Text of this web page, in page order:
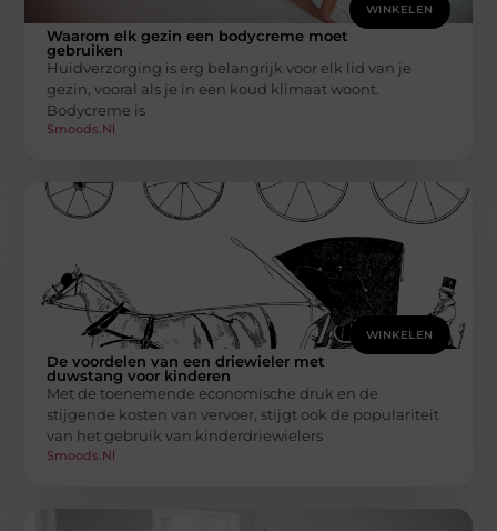
WINKELEN
Waarom elk gezin een bodycreme moet
gebruiken
Huidverzorging is erg belangrijk voor elk lid van je
gezin, vooral als je in een koud klimaat woont.
Bodycreme is
Smoods.nl
WINKELEN
De voordelen van een driewieler met
duwstang voor kinderen
Met de toenemende economische druk en de
stijgende kosten van vervoer, stijgt ook de populariteit
van het gebruik van kinderdriewielers
Smoods.nl